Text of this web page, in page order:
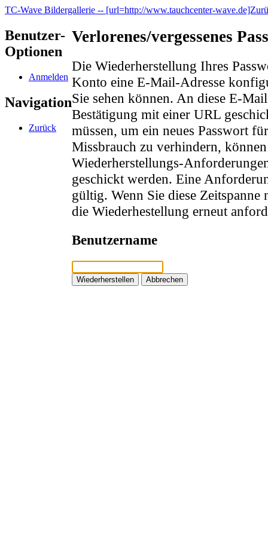
TC-Wave Bildergallerie -- [url=http://www.tauchcenter-
Benutzer-
Optionen
Anmelden
Navigation
Zurück
Verlorenes/vergessenes
Die Wiederherstellung Ihres
Konto eine E-Mail-Adresse
Sie sehen können. An diese E-
Bestätigung mit einer URL
müssen, um ein neues Passwort
Missbrauch zu verhindern,
Wiederherstellungs-
geschickt werden. Eine
gültig. Wenn Sie diese Zeitspanne
die Wiederhestellung erneut
Benutzername